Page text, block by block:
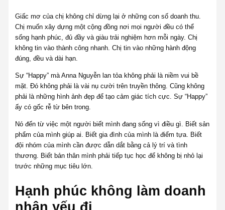
Giấc mơ của chị không chỉ dừng lại ở những con số doanh thu.
Chị muốn xây dựng một cộng đồng nơi mọi người đều có thể
sống hạnh phúc, đủ đầy và giàu trải nghiệm hơn mỗi ngày. Chị
không tin vào thành công nhanh. Chị tin vào những hành động
đúng, đều và dài hạn.
Sự “Happy” mà Anna Nguyễn lan tỏa không phải là niềm vui bề
mặt. Đó không phải là vài nụ cười trên truyền thông. Cũng không
phải là những hình ảnh đẹp để tạo cảm giác tích cực. Sự “Happy”
ấy có gốc rễ từ bên trong.
Nó đến từ việc một người biết mình đang sống vì điều gì. Biết sản
phẩm của mình giúp ai. Biết gia đình của mình là điểm tựa. Biết
đội nhóm của mình cần được dẫn dắt bằng cả lý trí và tình
thương. Biết bản thân mình phải tiếp tục học để không bị nhỏ lại
trước những mục tiêu lớn.
Hạnh phúc không làm doanh
nhân yếu đi